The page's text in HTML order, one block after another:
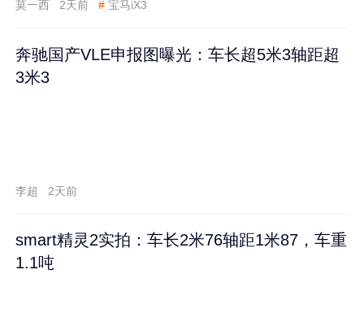
莫一西 2天前 # 宝马iX3
奔驰国产VLE申报图曝光：车长超5米3轴距超
3米3
李超 2天前
smart精灵2实拍：车长2米76轴距1米87，车重
1.1吨